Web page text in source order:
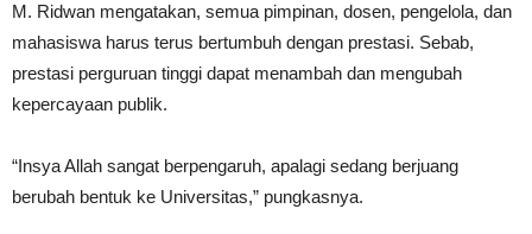
M. Ridwan mengatakan, semua pimpinan, dosen, pengelola, dan
mahasiswa harus terus bertumbuh dengan prestasi. Sebab,
prestasi perguruan tinggi dapat menambah dan mengubah
kepercayaan publik.
“Insya Allah sangat berpengaruh, apalagi sedang berjuang
berubah bentuk ke Universitas,” pungkasnya.